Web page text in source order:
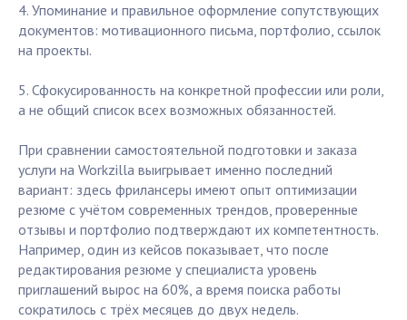
4. Упоминание и правильное оформление сопутствующих
документов: мотивационного письма, портфолио, ссылок
на проекты.
5. Сфокусированность на конкретной профессии или роли,
а не общий список всех возможных обязанностей.
При сравнении самостоятельной подготовки и заказа
услуги на Workzilla выигрывает именно последний
вариант: здесь фрилансеры имеют опыт оптимизации
резюме с учётом современных трендов, проверенные
отзывы и портфолио подтверждают их компетентность.
Например, один из кейсов показывает, что после
редактирования резюме у специалиста уровень
приглашений вырос на 60%, а время поиска работы
сократилось с трёх месяцев до двух недель.